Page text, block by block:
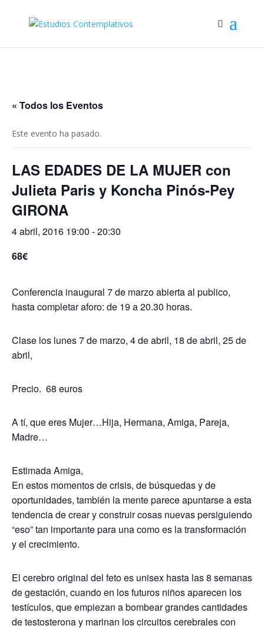
« Todos los Eventos
Este evento ha pasado.
LAS EDADES DE LA MUJER con
Julieta Paris y Koncha Pinós-Pey
GIRONA
4 abril, 2016 19:00 -20:30
68€
Conferencia inaugural 7 de marzo abierta al publico,
hasta completar aforo: de 19 a 20.30 horas.
Clase los lunes 7 de marzo, 4 de abril, 18 de abril, 25 de
abril,
Precio. 68 euros
A tí, que eres Mujer…Hija, Hermana, Amiga, Pareja,
Madre…
Estimada Amiga,
En estos momentos de crisis, de búsquedas y de
oportunidades, también la mente parece apuntarse a esta
tendencia de crear y construir cosas nuevas persiguiendo
“eso” tan importante para una como es la transformación
y el crecimiento.
El cerebro original del feto es unisex hasta las 8 semanas
de gestación, cuando en los futuros niños aparecen los
testículos, que empiezan a bombear grandes cantidades
de testosterona y marinan los circuitos cerebrales con